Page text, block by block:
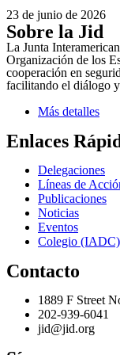
23 de junio de 2026
Sobre la Jid
La Junta
Organización de los
cooperación en
facilitando el diálogo
Más detalles
Enlaces
Delegaciones
Líneas de
Publicaciones
Noticias
Eventos
Colegio (IADC)
Contacto
1889 F Street
202-939-6041
jid@jid.org